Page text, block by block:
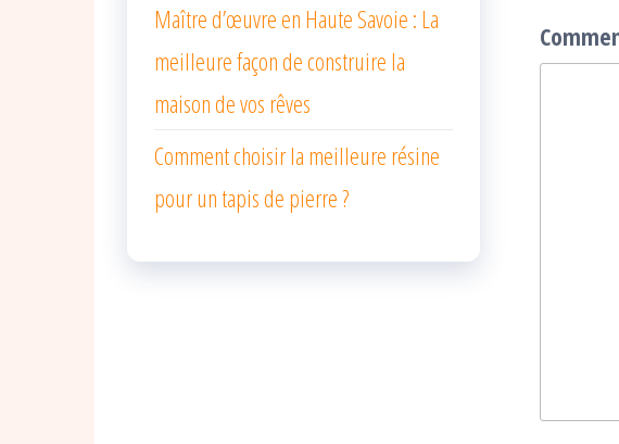
Maître d’œuvre en Haute Savoie : La
meilleure façon de construire la
maison de vos rêves
Comment choisir la meilleure résine
pour un tapis de pierre ?